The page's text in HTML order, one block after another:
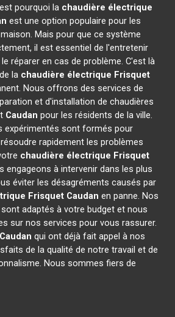
pourquoi la chaudière électrique
est une option populaire pour les
Mais pour que ce système
il est essentiel de l'entretenir
réparer en cas de problème. C'est là
la chaudière électrique Frisquet
Nous offrons des services de
et d'installation de chaudières
Caudan pour les résidents de la ville.
expérimentés sont formés pour
rapidement les problèmes
chaudière électrique Frisquet
engageons à intervenir dans les plus
éviter les désagréments causés par
Frisquet Caudan en panne. Nos
adaptés à votre budget et nous
sur nos services pour vous rassurer.
Caudan qui ont déjà fait appel à nos
de la qualité de notre travail et de
Nous sommes fiers de